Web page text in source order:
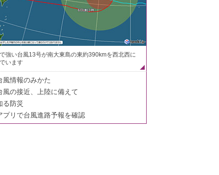
強い台風13号が南大東島の東約390kmを西北西に
います
風情報のみかた
風の接近、上陸に備えて
る防災
プリで台風進路予報を確認